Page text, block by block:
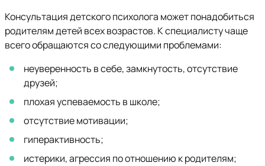
Консультация детского психолога может понадобиться
родителям детей всех возрастов. К специалисту чаще
всего обращаются со следующими проблемами:
неуверенность в себе, замкнутость, отсутствие
друзей;
плохая успеваемость в школе;
отсутствие мотивации;
гиперактивность;
истерики, агрессия по отношению к родителям;